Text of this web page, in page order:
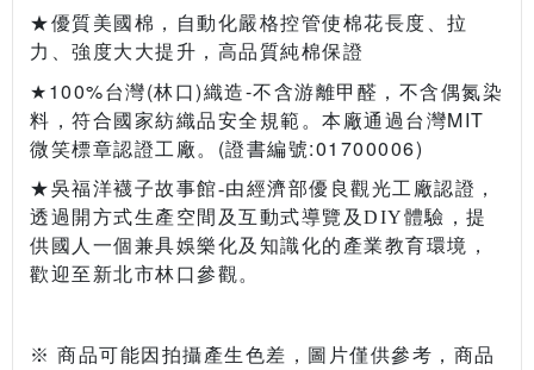
★優質美國棉，自動化嚴格控管使棉花長度、拉
力、強度大大提升，高品質純棉保證
★100%台灣(林口)織造-不含游離甲醛，不含偶氮染
料，符合國家紡織品安全規範。本廠通過台灣MIT
微笑標章認證工廠。 (證書編號:01700006)
★吳福洋襪子故事館-由經濟部優良觀光工廠認證，
透過開方式生產空間及互動式導覽及 DIY體驗，提
供國人一個兼具娛樂化及知識化的產業教育環境，
歡迎至新北市林口參觀。
※ 商品可能因拍攝產生色差，圖片僅供參考，商品